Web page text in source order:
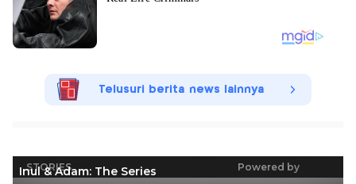
Telusuri berita news lainnya